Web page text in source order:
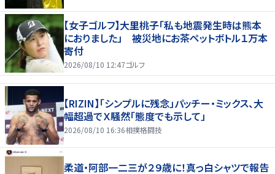
【女子ゴルフ】大里桃子「私も地震発生時は熊本
におりました」 被災地にお茶ペットボトル１万本
寄付
2026/08/10 12:47ゴルフ
【RIZIN】「シンプルに残念」パッチー・ミックス、大
幅超過でＸ騒然「態度でも示して」
2026/08/10 16:36相撲格闘技
柔道・阿部一二三が２９歳に！真っ白シャツで報告